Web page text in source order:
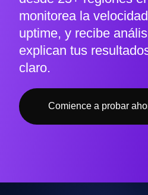
monitorea la
uptime, y recibe
explican tus
claro.
Comience a probar